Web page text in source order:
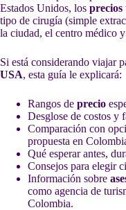
Estados Unidos, los precios
tipo de cirugía (simple
la ciudad, el centro médico
Si está considerando viajar
USA, esta guía le explicará:
Rangos de precio
Desglose de costos y
Comparación con
propuesta en
Qué esperar antes,
Consejos para elegir
Información sobre
como agencia de
Colombia.